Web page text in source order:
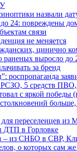
назвали
24: повреждены
связи
не меняется
цинично
выросло до
за бренд
роспропаганда
5 средств ПВО,
с яркой победы
переселенцев из
ДТП в Горловке
– из СНБО в СВР,
о которых сам